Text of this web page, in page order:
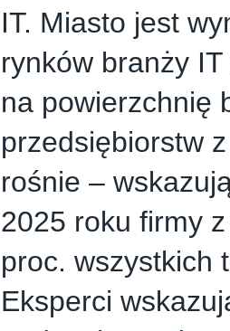
IT. Miasto jest
rynków branży
na powierzchnię
przedsiębiorstw
rośnie –
2025 roku firmy
proc. wszystkich
Eksperci